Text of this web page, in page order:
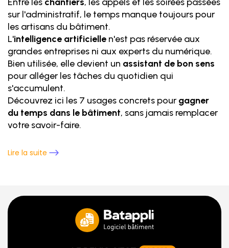
sur l'administratif, le temps manque toujours pour
les artisans du bâtiment.
L'intelligence artificielle n'est pas réservée aux
grandes entreprises ni aux experts du numérique.
Bien utilisée, elle devient un assistant de bon sens
pour alléger les tâches du quotidien qui
s'accumulent.
Découvrez ici les 7 usages concrets pourgagner
du temps dans le bâtiment, sans jamais remplacer
votre savoir-faire.
Lire la suite